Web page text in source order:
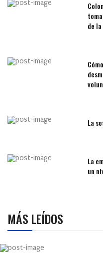
de
La
La
un
MÁS LEÍDOS